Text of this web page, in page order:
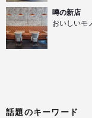
噂の新店
おいしいモ
話題のキーワード